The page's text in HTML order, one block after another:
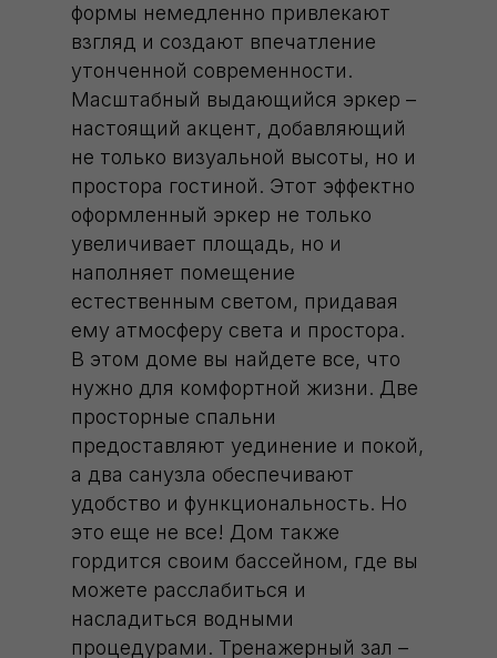
формы немедленно привлекают
взгляд и создают впечатление
утонченной современности.
Масштабный выдающийся эркер –
настоящий акцент, добавляющий
не только визуальной высоты, но и
простора гостиной. Этот эффектно
оформленный эркер не только
увеличивает площадь, но и
наполняет помещение
естественным светом, придавая
ему атмосферу света и простора.
В этом доме вы найдете все, что
нужно для комфортной жизни. Две
просторные спальни
предоставляют уединение и покой,
а два санузла обеспечивают
удобство и функциональность. Но
это еще не все! Дом также
гордится своим бассейном, где вы
можете расслабиться и
насладиться водными
процедурами. Тренажерный зал –